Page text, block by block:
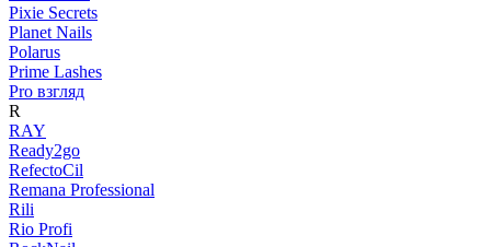
Pixie Secrets
Planet Nails
Polarus
Prime Lashes
Pro взгляд
R
RAY
Ready2go
RefectoCil
Remana Professional
Rili
Rio Profi